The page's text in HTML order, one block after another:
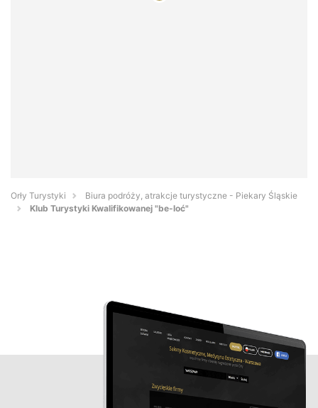
Orły Turystyki
Biura podróży, atrakcje turystyczne - Piekary Śląskie
Klub Turystyki Kwalifikowanej "be-loć"